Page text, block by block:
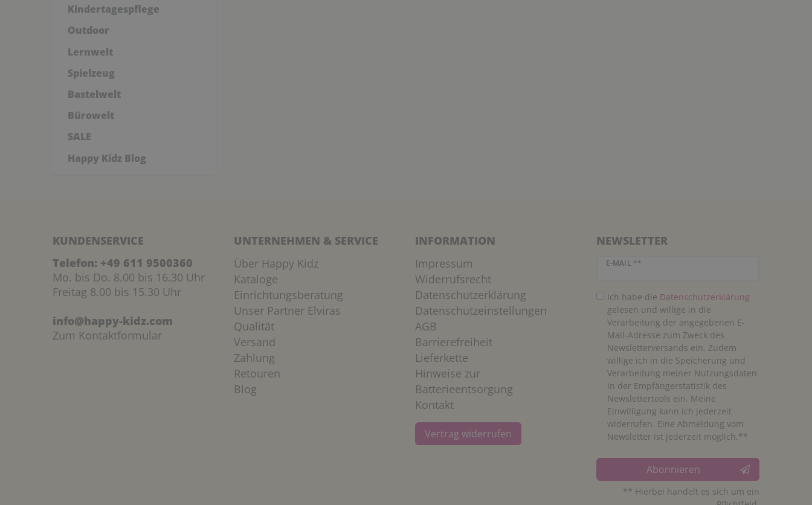
Kindertagespflege
Outdoor
Lernwelt
Spielzeug
Bastelwelt
Bürowelt
SALE
Happy Kidz Blog
KUNDENSERVICE
Telefon: +49 611 9500360
Mo. bis Do. 8.00 bis 16.30 Uhr
Freitag 8.00 bis 15.30 Uhr
info@happy-kidz.com
Zum Kontaktformular
UNTERNEHMEN & SERVICE
Über Happy Kidz
Kataloge
Einrichtungsberatung
Unser Partner Elviras
Qualität
Versand
Zahlung
Retouren
Blog
INFORMATION
Impressum
Widerrufsrecht
Datenschutzerklärung
Datenschutzeinstellungen
AGB
Barrierefreiheit
Lieferkette
Hinweise zur
Batterieentsorgung
Kontakt
Vertrag widerrufen
NEWSLETTER
E-MAIL **
Newsletter Honig
Ich habe die Daten­schutz­erklärung
gelesen und willige in die
Verarbeitung der angegebenen E-
Mail-Adresse zum Zweck des
Newsletterversands ein. Zudem
willige ich in die Speicherung und
Verarbeitung meiner Nutzungsdaten
in der Empfängerstatistik des
Newslettertools ein. Meine
Einwilligung kann ich jederzeit
widerrufen. Eine Abmeldung vom
Newsletter ist jederzeit möglich.**
Abonnieren
** Hierbei handelt es sich um ein